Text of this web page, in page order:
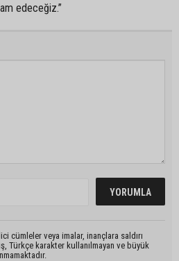
edeceğiz.”
cümleler veya imalar, inançlara saldırı
Türkçe karakter kullanılmayan ve büyük